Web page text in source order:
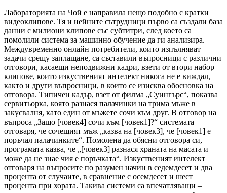
Лабораторията на Чой е направила нещо подобно с кратки
видеоклипове. Тя и нейните сътрудници първо са създали база
данни с милиони клипове със субтитри, след което са
помолили система за машинно обучение да ги анализира.
Междувременно онлайн потребители, които изпълняват
задачи срещу заплащане, са съставили въпросници с различни
отговори, касаещи неподвижни кадри, взети от втори набор
клипове, които изкуственият интелект никога не е виждал,
както и други въпросници, в които се изисква обосновка на
отговора. Типичен кадър, взет от филма „Суингърс“, показва
сервитьорка, която разнася палачинки на трима мъже в
закусвалня, като един от мъжете сочи към друг. В отговор на
въпроса „Защо [човек4] сочи към [човек1]?“ системата
отговаря, че сочещият мъж „казва на [човек3], че [човек1] е
поръчал палачинките“. Помолена да обясни отговора си,
програмата казва, че „[човек3] разнася храната на масата и
може да не знае чия е поръчката“. Изкуственият интелект
отговаря на въпросите по разумен начин в седемдесет и два
процента от случаите, в сравнение с осемдесет и шест
процента при хората. Такива системи са впечатляващи –